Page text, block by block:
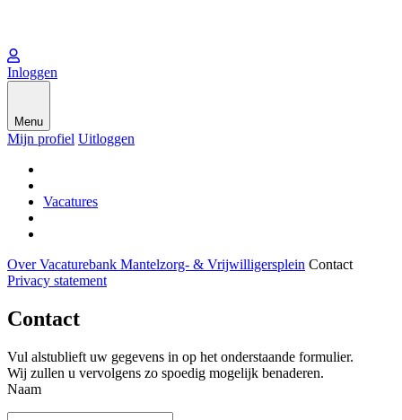
Inloggen
Menu
Mijn profiel Uitloggen
Vacatures
Over Vacaturebank Mantelzorg- & Vrijwilligersplein Contact
Privacy statement
Contact
Vul alstublieft uw gegevens in op het onderstaande formulier.
Wij zullen u vervolgens zo spoedig mogelijk benaderen.
Naam